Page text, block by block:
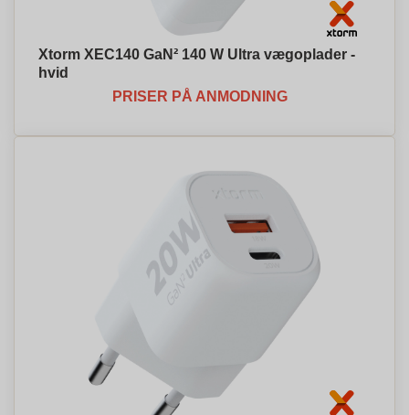
Xtorm XEC140 GaN² 140 W Ultra vægoplader -
hvid
PRISER PÅ ANMODNING